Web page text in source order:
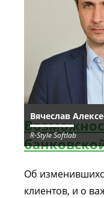
Вячеслав
R-Style Softlab
Об
клиентов, и о